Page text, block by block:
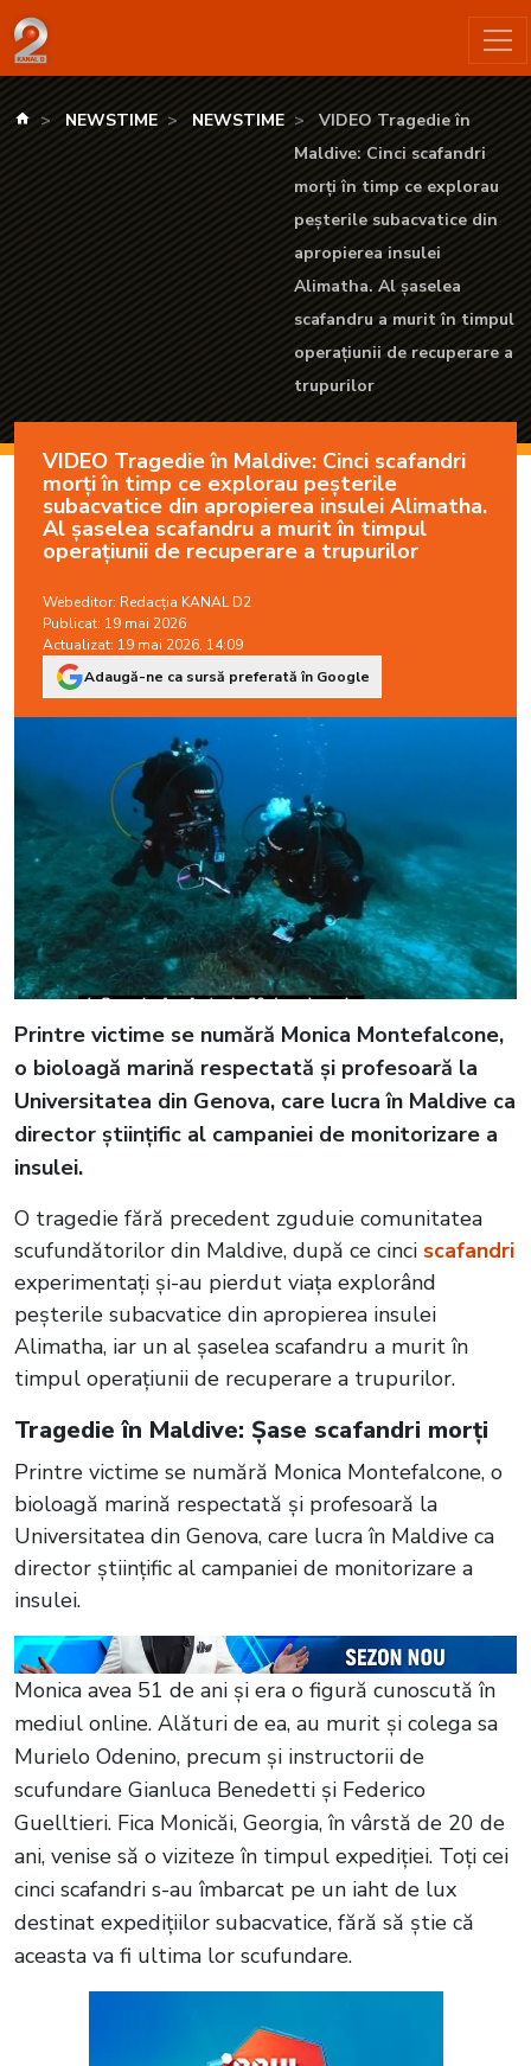
VIDEO Tragedie în Maldive: Cinci scafandri morți în timp ce
kanald.ro
NEWSTIME NEWSTIME
VIDEO Tragedie în
Maldive: Cinci scafandri
morți în timp ce explorau
peșterile subacvatice din
apropierea insulei
Alimatha. Al șaselea
scafandru a murit în timpul
operațiunii de recuperare a
trupurilor
VIDEO Tragedie în Maldive: Cinci scafandri
morți în timp ce explorau peșterile
subacvatice din apropierea insulei Alimatha.
Al șaselea scafandru a murit în timpul
operațiunii de recuperare a trupurilor
Webeditor: Redacția KANAL D2
Publicat: 19 mai 2026
Actualizat: 19 mai 2026, 14:09
Adaugă-ne ca sursă preferată în Google
Printre victime se numără Monica Montefalcone,
o bioloagă marină respectată și profesoară la
Universitatea din Genova, care lucra în Maldive ca
director științific al campaniei de monitorizare a
insulei.
O tragedie fără precedent zguduie comunitatea
scufundătorilor din Maldive, după ce cinci scafandri
experimentați și-au pierdut viața explorând
peșterile subacvatice din apropierea insulei
Alimatha, iar un al șaselea scafandru a murit în
timpul operațiunii de recuperare a trupurilor.
Tragedie în Maldive: Șase scafandri morți
Printre victime se numără Monica Montefalcone, o
bioloagă marină respectată și profesoară la
Universitatea din Genova, care lucra în Maldive ca
director științific al campaniei de monitorizare a
insulei.
Monica avea 51 de ani și era o figură cunoscută în
mediul online. Alături de ea, au murit și colega sa
Murielo Odenino, precum și instructorii de
scufundare Gianluca Benedetti și Federico
Guelltieri. Fica Monicăi, Georgia, în vârstă de 20 de
ani, venise să o viziteze în timpul expediției. Toți cei
cinci scafandri s-au îmbarcat pe un iaht de lux
destinat expedițiilor subacvatice, fără să știe că
aceasta va fi ultima lor scufundare.